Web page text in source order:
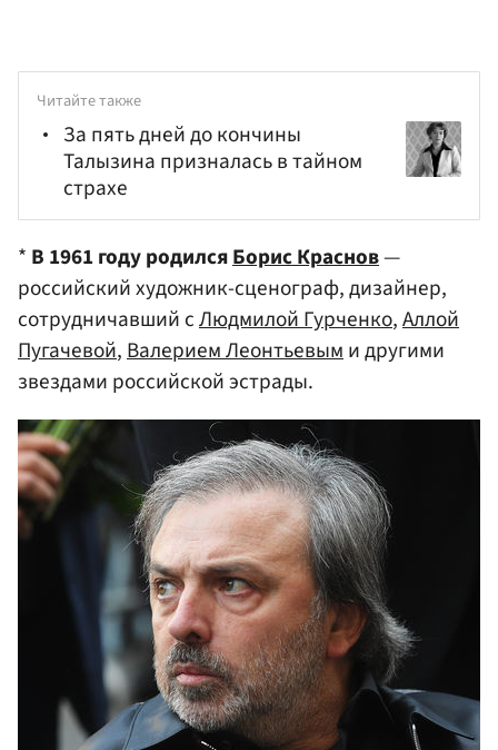
Читайте также
За пять дней до кончины
Талызина призналась в тайном
страхе
* В 1961 году родилсяБорис Краснов—
российский художник-сценограф, дизайнер,
сотрудничавший сЛюдмилой Гурченко,Аллой
Пугачевой,Валерием Леонтьевыми другими
звездами российской эстрады.